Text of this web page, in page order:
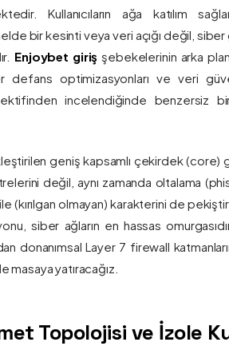
Kullanıcıların ağa katılım
bir kesinti veya veri açığı değil, siber
Enjoybet giriş şebekelerinin arka
defans optimizasyonları ve veri
incelendiğinde benzersiz
geniş kapsamlı çekirdek
değil, aynı zamanda oltalama
(kırılgan olmayan) karakterini de
siber ağların en hassas
donanımsal Layer 7 firewall
yatıracağız.
Topolojisi ve İzole